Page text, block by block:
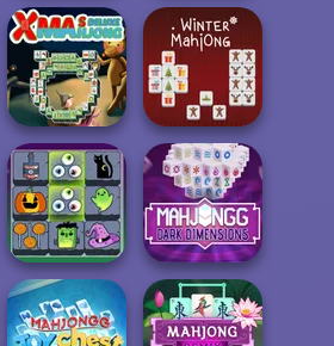
Mahjong Real Snack Mahjong
Xmas Mahjong
Deluxe
Winter Mahjong
Mahjong
Mahjong Dark